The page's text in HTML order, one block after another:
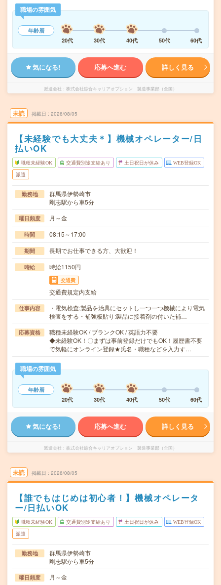
職場の雰囲気
年齢層
20代
30代 40代 50代 60代
気になる! 応募へ進む 詳しく見る
派遣会社 株式会社綜合キャリアオプション 製造事業部（全国）
未読 掲載日 2026/08/05
【未経験でも大丈夫＊】機械オペレーター/日
払いOK
職種未経験OK 交通費別途支給あり 土日祝日が休み WEB登録OK
派遣
勤務地
群馬県伊勢崎市
剛志駅から車5分
曜日頻度 月～金
時間 08:15～17:00
期間 長期でお仕事できる方、大歓迎！
時給 時給1150円
交通費
交通費規定内支給
仕事内容
・電気検査:製品を治具にセットし一つ一つ機械により電気
検査をする・補強板貼り:製品に接着剤の付いた補…
応募資格
職種未経験OK / ブランクOK / 英語力不要
◆未経験OK！〇まずは事前登録だけでもOK！履歴書不要
で気軽にオンライン登録★氏名・職種などを入力す…
職場の雰囲気
年齢層
20代
30代 40代 50代 60代
気になる! 応募へ進む 詳しく見る
派遣会社 株式会社綜合キャリアオプション 製造事業部（全国）
未読 掲載日 2026/08/05
【誰でもはじめは初心者！】機械オペレータ
ー/日払いOK
職種未経験OK 交通費別途支給あり 土日祝日が休み WEB登録OK
派遣
勤務地
群馬県伊勢崎市
剛志駅から車5分
曜日頻度 月～金